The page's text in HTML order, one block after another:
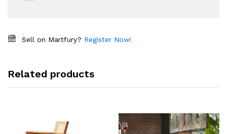
Sell on Martfury? Register Now!
Related products